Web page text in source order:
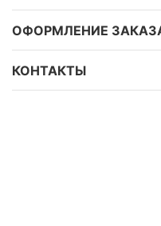
ОФОРМЛЕНИЕ
КОНТАКТЫ